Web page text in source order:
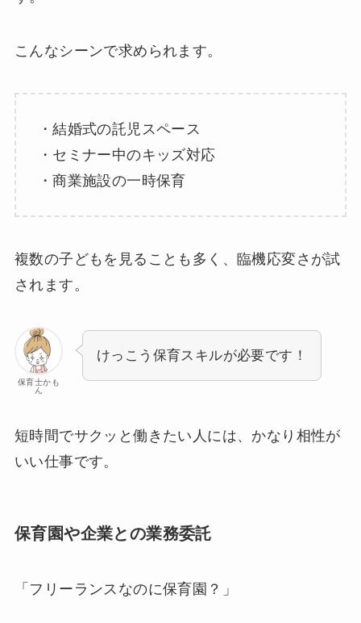
こんなシーンで求められます。
・結婚式の託児スペース
・セミナー中のキッズ対応
・商業施設の一時保育
複数の子どもを見ることも多く、臨機応変さが試
されます。
保育士かも
ん
けっこう保育スキルが必要です！
短時間でサクッと働きたい人には、かなり相性が
いい仕事です。
保育園や企業との業務委託
「フリーランスなのに保育園？」